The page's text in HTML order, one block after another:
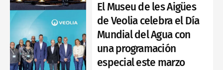
El Museu de les Aigües
de Veolia celebra el Día
Mundial del Agua con
una programación
especial este marzo